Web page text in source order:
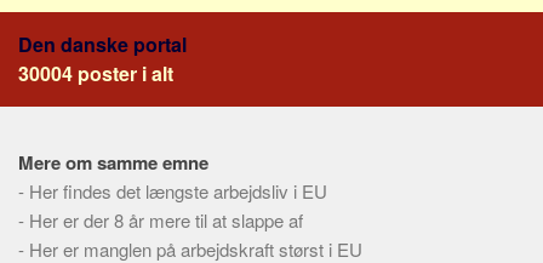
Køb og salg
Økonomi
Jura og regler
Statistik
Praktisk
Alle
Den danske portal
30004 poster i alt
Mere om samme emne
- Her findes det længste arbejdsliv i EU
- Her er der 8 år mere til at slappe af
- Her er manglen på arbejdskraft størst i EU